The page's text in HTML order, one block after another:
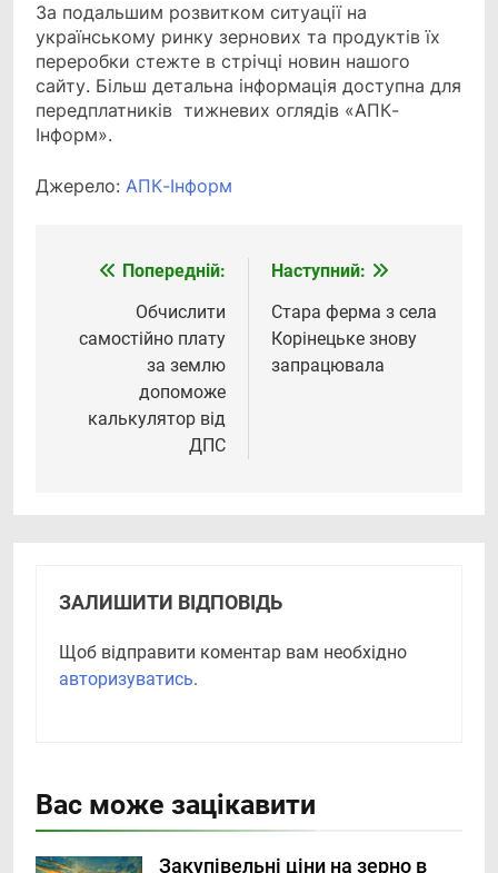
За подальшим розвитком ситуації на
українському ринку зернових та продуктів їх
переробки стежте в стрічці новин нашого
сайту. Більш детальна інформація доступна для
передплатників тижневих оглядів «АПК-
Інформ».
Джерело: АПК-Інформ
Навігація
записів
Попередній:
Обчислити
самостійно плату
за землю
допоможе
калькулятор від
ДПС
Наступний:
Стара ферма з села
Корінецьке знову
запрацювала
ЗАЛИШИТИ ВІДПОВІДЬ
Щоб відправити коментар вам необхідно
авторизуватись.
Вас може зацікавити
Закупівельні ціни на зерно в